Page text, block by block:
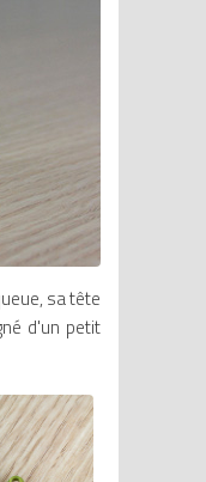
sa tête
d'un petit